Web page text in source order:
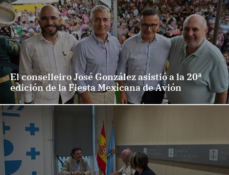
El conselleiro José González asistió a la 20ª
edición de la Fiesta Mexicana de Avión